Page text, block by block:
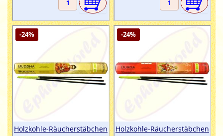
-24%
Holzkohle-Räucherstäbchen
-24%
Holzkohle-Räucherstäbchen